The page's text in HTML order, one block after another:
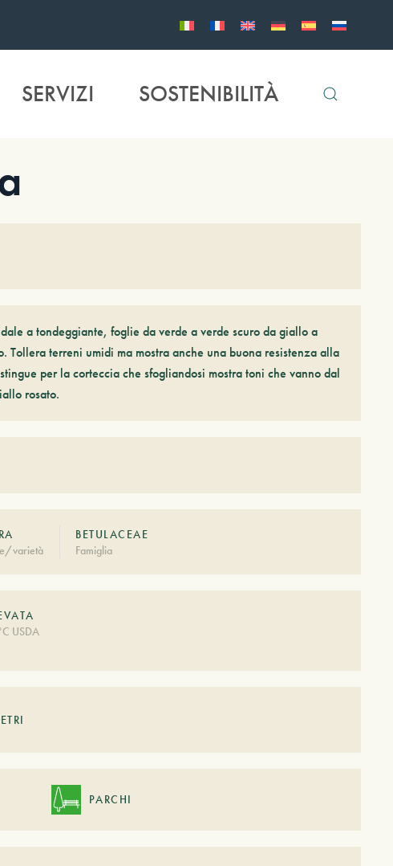
SERVIZI SOSTENIBILITÀ
a tondeggiante, foglie da verde a verde scuro da giallo a
Tollera terreni umidi ma mostra anche una buona resistenza alla
per la corteccia che sfogliandosi mostra toni che vanno dal
rosato.
varietà
BETULACEAE
Famiglia
USDA
PARCHI